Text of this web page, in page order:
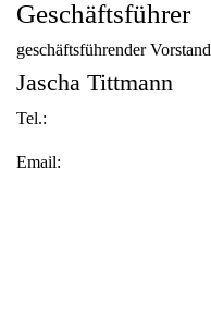
Geschäftsführer
geschäftsführender Vorstand
Jascha Tittmann
Tel.:
Email: